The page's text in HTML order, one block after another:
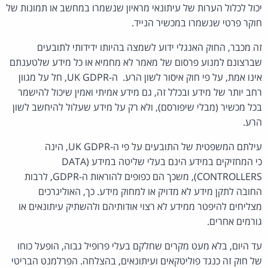
יכול לכלול הערות של עיתונאי מראיון שנשמרו במחשב או תמונות של
חוקר פרטי שנשמרו במכשיר הנייד.
זה מכבר, החוק האנגלי ידוע לשמצה בהיותו ידידותי לתובעים
שברצונם למנוע פרסום של מאמר לא מחמיא או כל מידע שלטענתם
אינו אמת, על פי חוק איסור לשון הרע. ה-UK GDPR, חל על מגוון
רחב יותר של מידע ובכלל זה, גם מידע אמיתי ואמין שיכול להישמר
בכל מכשיר (מבלי שיפורסם), ולא רק על מידע שעלול להיחשב לשון
הרע.
עילתם המשפטית של התובעים על פי ה-UK GDPR, הינה
כי המחזיקים במידע הינם בעלי שליטה במידע (DATA
CONTROLLERS), משכך הם כפופים להוראות ה-GDPR, לרבות
החובה לתקן מידע לא מדויק או למחוק מידע. כך, האוליגרכים
מצליחים להיפטר ממידע לא רצוי אודותיהם ולהשתיק עיתונאים או
גורמים אחרים.
עד היום, בלא מעט מקרים שחלקם בעלי פרופיל גבוה, הופעל כוחו
של חוק זה כנגד פוליטקאים ועיתונאים, בהצלחה. הפרלמנט הבריטי